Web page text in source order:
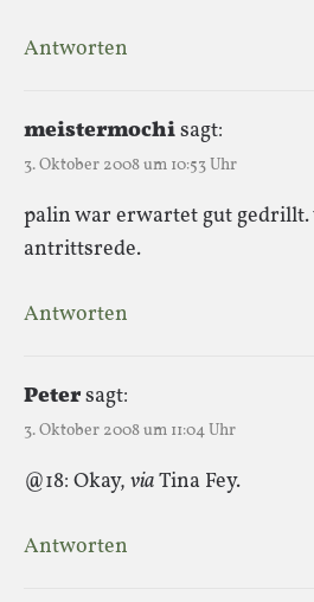
Antworten
meistermochisagt:
3. Oktober 2008 um 10:53 Uhr
palin war erwartet gut
antrittsrede.
Antworten
Petersagt:
3. Oktober 2008 um 11:04 Uhr
@18: Okay, viaTina Fey.
Antworten